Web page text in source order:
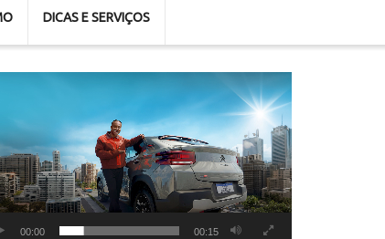
DICAS E SERVIÇOS
00:00 00:15